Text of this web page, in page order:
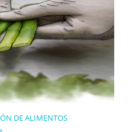
DE ALIMENTOS